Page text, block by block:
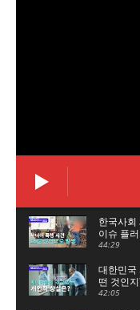
한국사회
이슈 플
44:29
대한민국
떤 것인
42:05